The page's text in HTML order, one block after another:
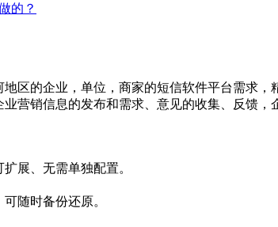
的？
区的企业，单位，商家的短信软件平台需求
营销信息的发布和需求、意见的收集、反馈，
展、无需单独配置。
随时备份还原。